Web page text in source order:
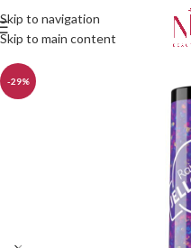
Skip to navigation
Skip to main content
-29%